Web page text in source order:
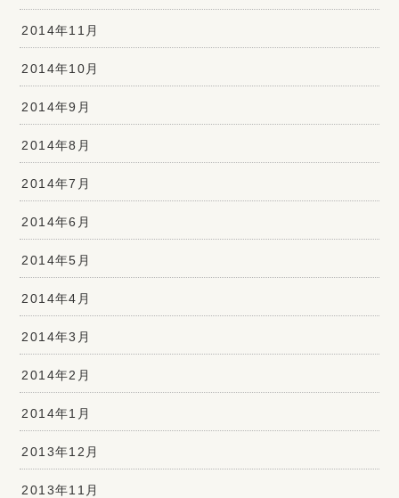
2014年11月
2014年10月
2014年9月
2014年8月
2014年7月
2014年6月
2014年5月
2014年4月
2014年3月
2014年2月
2014年1月
2013年12月
2013年11月